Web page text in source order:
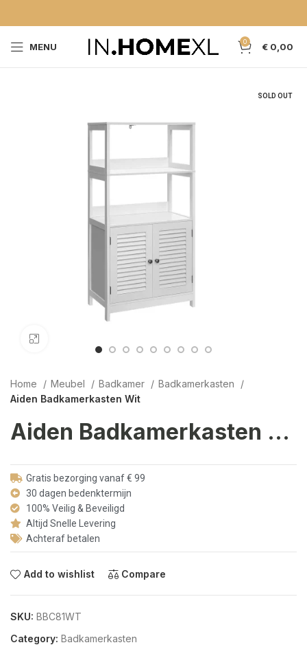
MENU 0 € 0,00
SOLD OUT
Home Meubel Badkamer
Badkamerkasten
Aiden Badkamerkasten Wit
Aiden Badkamerkasten Wit
Gratis bezorging vanaf € 99
30 dagen bedenktermijn
100% Veilig & Beveiligd
Altijd Snelle Levering
Achteraf betalen
Add to wishlist Compare
SKU: BBC81WT
Category: Badkamerkasten